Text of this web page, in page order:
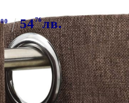
00 5476лв.
103 бр.
за доставка: 5 до 9 дни